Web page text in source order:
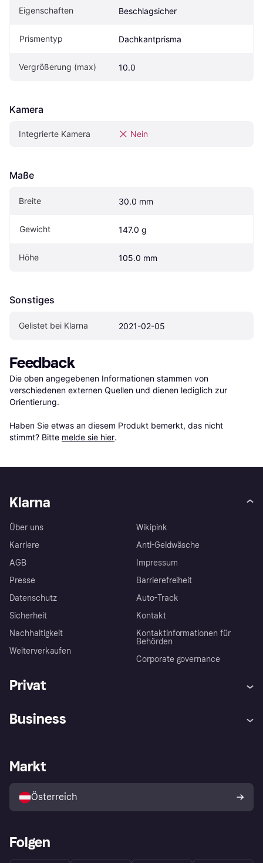
Eigen­schaften Beschlagsicher
Prismentyp Dachkantprisma
Vergrößerung (max) 10.0
Kamera
Integrierte Kamera Nein
Maße
Breite 30.0 mm
Gewicht 147.0 g
Höhe 105.0 mm
Sonstiges
Gelistet bei Klarna 2021-02-05
Feedback
Die oben angegebenen Informationen stammen von
verschiedenen externen Quellen und dienen lediglich zur
Orientierung.
Haben Sie etwas an diesem Produkt bemerkt, das nicht
stimmt? Bitte melde sie hier.
Klarna
Über uns
Karriere
AGB
Presse
Datenschutz
Sicherheit
Nachhaltigkeit
Weiterverkaufen
Wikipink
Anti-Geldwäsche
Impressum
Barrierefreiheit
Auto-Track
Kontakt
Kontaktinformationen für
Behörden
Corporate governance
Privat
Shops entdecken
Business
Händlerportal
Markt
Österreich
Folgen